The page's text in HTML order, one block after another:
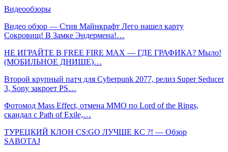
Видеообзоры
Видео обзор — Стив Майнкрафт Лего нашел карту
Сокровищ! В Замке Эндермена!…
НЕ ИГРАЙТЕ В FREE FIRE MAX — ГДЕ ГРАФИКА? Мыло!
(МОБИЛЬНОЕ ДНИЩЕ)…
Второй крупный патч для Cyberpunk 2077, релиз Super Seducer
3, Sony закроет PS…
Фотомод Mass Effect, отмена MMO по Lord of the Rings,
скандал с Path of Exile,…
ТУРЕЦКИЙ КЛОН CS:GO ЛУЧШЕ КС ?! — Обзор
SABOTAJ